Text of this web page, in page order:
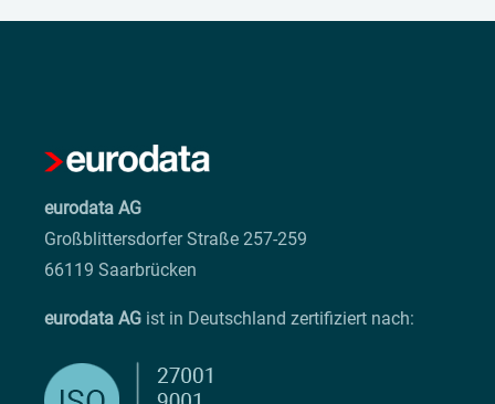
eurodata AG
Großblittersdorfer Straße 257-259
66119 Saarbrücken
eurodata AG ist in Deutschland zertifiziert nach: